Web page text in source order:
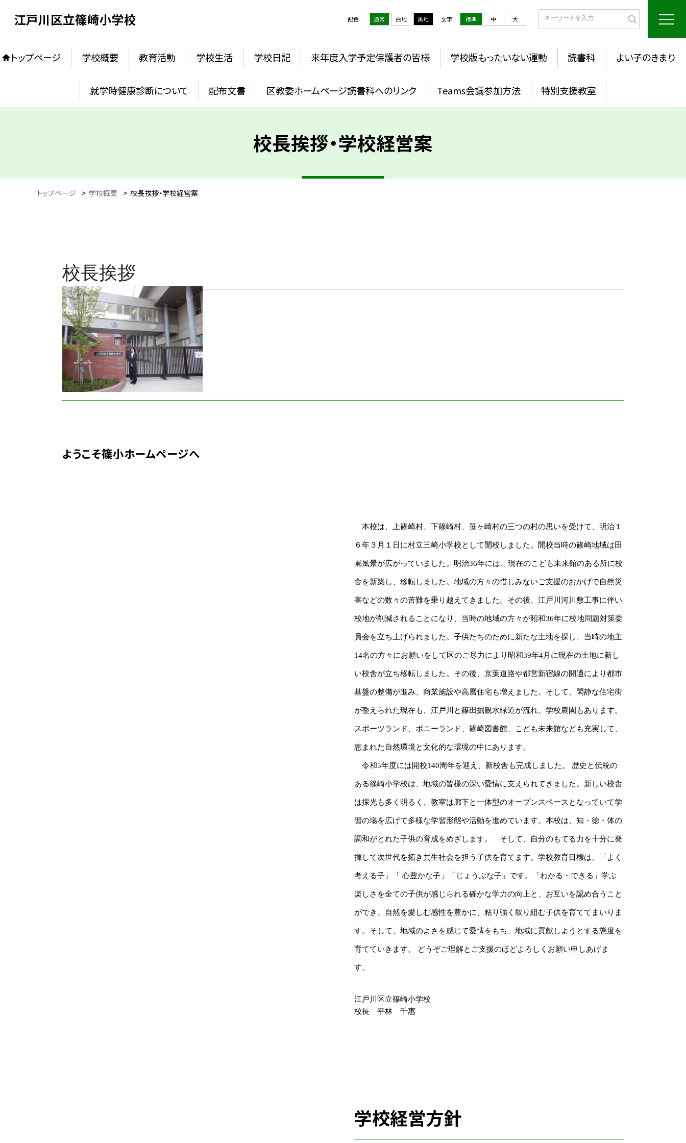
江戸川区立篠崎小学校 配色 通常 白地 黒地 文字 標準 中 大
トップページ 学校概要 教育活動 学校生活 学校日記 来年度入学予定保護者の皆様 学校版もったいない運動 読書科 よい子のきまり
就学時健康診断について 配布文書 区教委ホームページ読書科へのリンク Teams会議参加方法 特別支援教室
校長挨拶・学校経営案
トップページ > 学校概要 > 校長挨拶・学校経営案
校長挨拶
ようこそ篠小ホームページへ
本校は、上篠崎村、下篠崎村、笹ヶ崎村の三つの村の思いを受けて、明治１
６年３月１日に村立三崎小学校として開校しました。開校当時の篠崎地域は田
園風景が広がっていました。明治36年には、現在のこども未来館のある所に校
舎を新築し、移転しました。地域の方々の惜しみないご支援のおかげで自然災
害などの数々の苦難を乗り越えてきました。その後、江戸川河川敷工事に伴い
校地が削減されることになり、当時の地域の方々が昭和36年に校地問題対策委
員会を立ち上げられました。子供たちのために新たな土地を探し、当時の地主
14名の方々にお願いをして区のご尽力により昭和39年4月に現在の土地に新し
い校舎が立ち移転しました。その後、京葉道路や都営新宿線の開通により都市
基盤の整備が進み、商業施設や高層住宅も増えました。そして、閑静な住宅街
が整えられた現在も、江戸川と篠田掘親水緑道が流れ、学校農園もあります。
スポーツランド、ポニーランド、篠崎図書館、こども未来館なども充実して、
恵まれた自然環境と文化的な環境の中にあります。
令和5年度には開校140周年を迎え、新校舎も完成しました。 歴史と伝統の
ある篠崎小学校は、地域の皆様の深い愛情に支えられてきました。新しい校舎
は採光も多く明るく、教室は廊下と一体型のオープンスペースとなっていて学
習の場を広げて多様な学習形態や活動を進めています。本校は、知・徳・体の
調和がとれた子供の育成をめざします。 そして、自分のもてる力を十分に発
揮して次世代を拓き共生社会を担う子供を育てます。学校教育目標は、「よく
考える子」「 心豊かな子」「じょうぶな子」です。「わかる・できる」学ぶ
楽しさを全ての子供が感じられる確かな学力の向上と、お互いを認め合うこと
ができ、自然を愛しむ感性を豊かに、粘り強く取り組む子供を育ててまいりま
す。そして、地域のよさを感じて愛情をもち、地域に貢献しようとする態度を
育てていきます。 どうぞご理解とご支援のほどよろしくお願い申しあげま
す。
江戸川区立篠崎小学校
校長 平林 千惠
学校経営方針